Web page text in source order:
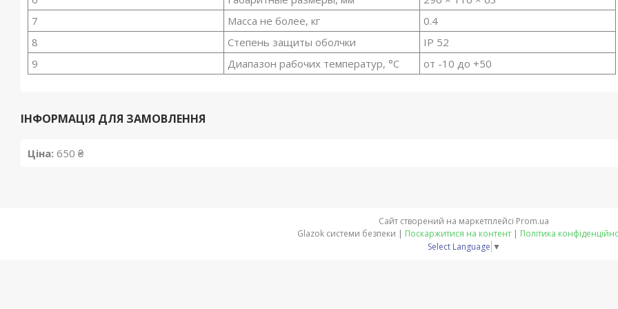
7
Масса не более, кг
0.4
8
Степень защиты оболчки
IP 52
9
Диапазон рабочих температур, °С от -10 до +50
ІНФОРМАЦІЯ ДЛЯ ЗАМОВЛЕННЯ
Ціна: 650 ₴
Сайт створений на маркетплейсі Prom.ua
Glazok системи безпеки | Поскаржитися на контент | Політика
Select Language ▼